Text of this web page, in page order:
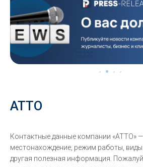
ATTO
Контактные данные компании «ATTO»
местонахождение, режим работы, виды
другая полезная информация.